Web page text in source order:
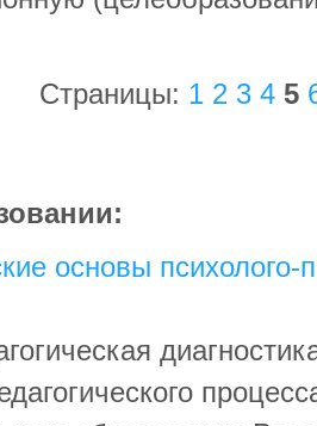
Страницы: 1 2 3 4 5
основы психолого-